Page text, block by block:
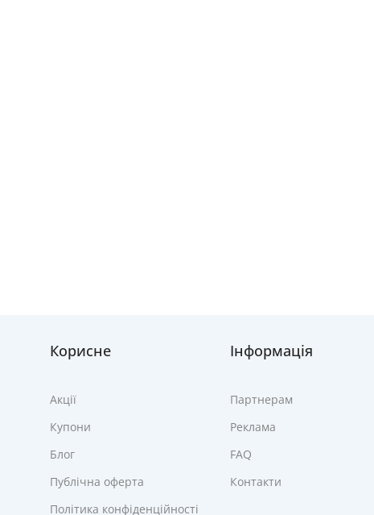
Корисне
Акції
Купони
Блог
Публічна оферта
Політика конфіденційності
Інформація
Партнерам
Реклама
FAQ
Контакти